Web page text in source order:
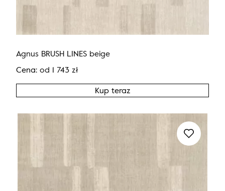
Agnus BRUSH LINES beige
Cena: od 1 743 zł
Kup teraz